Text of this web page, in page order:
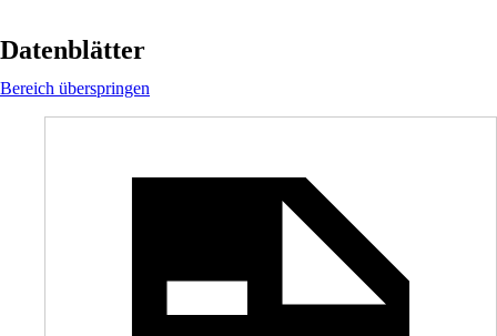
Datenblätter
Bereich überspringen